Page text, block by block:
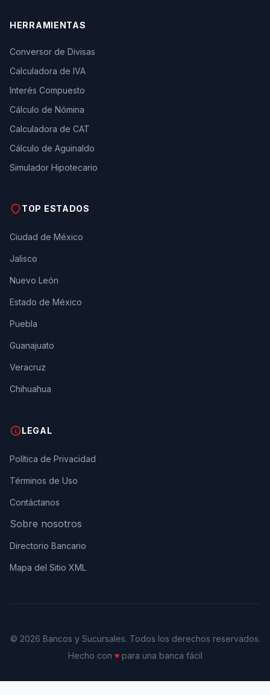
HERRAMIENTAS
Conversor de Divisas
Calculadora de IVA
Interés Compuesto
Cálculo de Nómina
Calculadora de CAT
Cálculo de Aguinaldo
Simulador Hipotecario
TOP ESTADOS
Ciudad de México
Jalisco
Nuevo León
Estado de México
Puebla
Guanajuato
Veracruz
Chihuahua
LEGAL
Política de Privacidad
Términos de Uso
Contáctanos
Sobre nosotros
Directorio Bancario
Mapa del Sitio XML
© 2026 Bancos y Sucursales. Todos los derechos reservados.
Hecho con ♥para una banca fácil